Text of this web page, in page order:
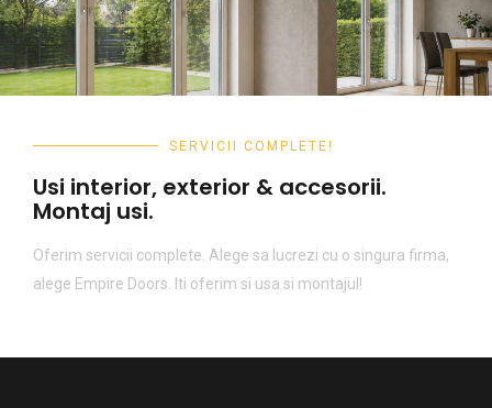
SERVICII COMPLETE!
Usi interior, exterior & accesorii.
Montaj usi.
Oferim servicii complete. Alege sa lucrezi cu o singura firma,
alege Empire Doors. Iti oferim si usa si montajul!